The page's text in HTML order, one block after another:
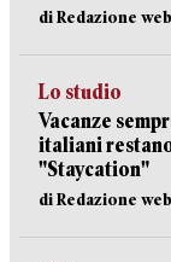
di Redazione web
Lo studio
Vacanze
italiani
"Staycation"
di Redazione web